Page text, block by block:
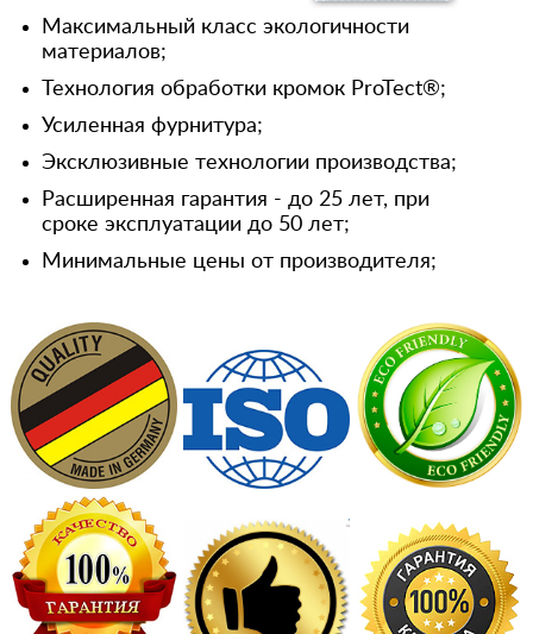
Максимальный класс экологичности
материалов;
Технология обработки кромок ProTect®;
Усиленная фурнитура;
Эксклюзивные технологии производства;
Расширенная гарантия - до 25 лет, при
сроке эксплуатации до 50 лет;
Минимальные цены от производителя;